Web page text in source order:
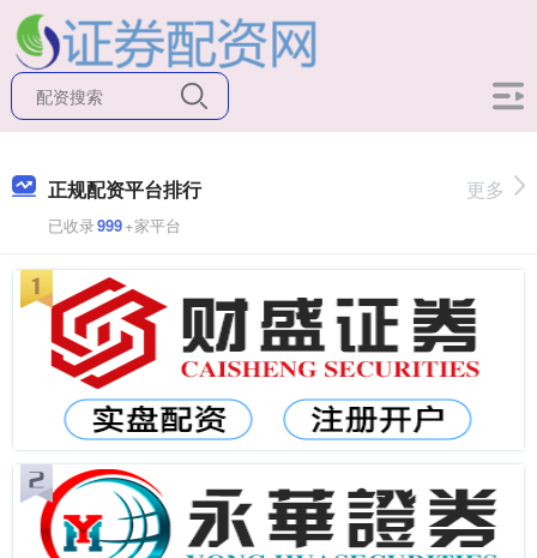
正规配资平台排行
已收录999+家平台
更多